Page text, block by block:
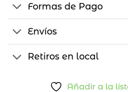
Formas de Pago
Envíos
Retiros en local
Añadir a la